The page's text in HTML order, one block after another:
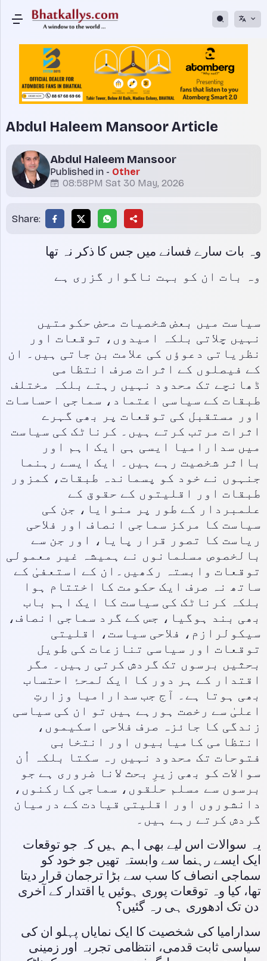
Abdul Haleem Mansoor Article
Abdul Haleem Mansoor
Published in - Other
08:58PM Sat 30 May, 2026
Share:
وہ بات سارے فسانے میں جس کا ذکر نہ تھا
وہ بات ان کو بہت ناگوار گزری ہے
سیاست میں بعض شخصیات محض حکومتیں
نہیں چلاتی بلکہ امیدوں، توقعات اور
نظریاتی دعوؤں کی علامت بن جاتی ہیں۔ ان
کے فیصلوں کے اثرات صرف انتظامی
ڈھانچے تک محدود نہیں رہتے بلکہ مختلف
طبقات کے سیاسی اعتماد، سماجی احساسات
اور مستقبل کی توقعات پر بھی گہرے
اثرات مرتب کرتے ہیں۔ کرناٹک کی سیاست
میں سدارامیا ایسی ہی ایک اہم اور
بااثر شخصیت رہے ہیں۔ ایک ایسے رہنما
جنہوں نے خود کو پسماندہ طبقات، کمزور
طبقات اور اقلیتوں کے حقوق کے
علمبردار کے طور پر منوایا، جن کی
سیاست کا مرکز سماجی انصاف اور فلاحی
ریاست کا تصور قرار پایا، اور جن سے
بالخصوص مسلمانوں نے ہمیشہ غیر معمولی
توقعات وابستہ رکھیں۔ان کے استعفیٰ کے
ساتھ نہ صرف ایک حکومت کا اختتام ہوا
بلکہ کرناٹک کی سیاست کا ایک اہم باب
بھی بند ہوگیا، جس کے گرد سماجی انصاف،
سیکولرازم، فلاحی سیاست، اقلیتی
توقعات اور سیاسی تنازعات کی طویل
بحثیں برسوں تک گردش کرتی رہیں۔ مگر
اقتدار کے ہر دور کا ایک لمحۂ احتساب
بھی ہوتا ہے۔ آج جب سدارامیا وزارتِ
اعلیٰ سے رخصت ہورہے ہیں تو ان کی سیاسی
زندگی کا جائزہ صرف فلاحی اسکیموں،
انتظامی کامیابیوں اور انتخابی
فتوحات تک محدود نہیں رہ سکتا بلکہ اُن
سوالات کو بھی زیرِ بحث لانا ضروری ہے جو
برسوں سے مسلم حلقوں، سماجی کارکنوں،
دانشوروں اور اقلیتی قیادت کے درمیان
گردش کرتے رہے ہیں۔
یہ سوالات اس لیے بھی اہم ہیں کہ جو توقعات
ایک ایسے رہنما سے وابستہ تھیں جو خود کو
سماجی انصاف کا سب سے بڑا ترجمان قرار دیتا
تھا، کیا وہ توقعات پوری ہوئیں یا اقتدار کے آخری
دن تک ادھوری ہی رہ گئیں؟
سدارامیا کی شخصیت کا ایک نمایاں پہلو ان کی
سیاسی ثابت قدمی، انتظامی تجربہ اور زمینی